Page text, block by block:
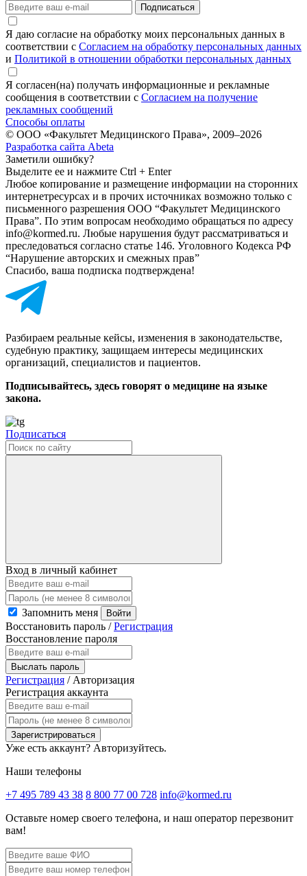
Подписаться
Я даю согласие на обработку моих персональных данных в
соответствии с Согласием на обработку персональных данных
и Политикой в отношении обработки персональных данных
Я согласен(на) получать информационные и рекламные
сообщения в соответствии с Согласием на получение
рекламных сообщений
Способы оплаты
© ООО «Факультет Медицинского Права», 2009–2026
Разработка сайта Abeta
Заметили ошибку?
Выделите ее и нажмите Ctrl + Enter
Любое копирование и размещение информации на сторонних
интернет­ресурсах и в прочих источниках возможно только с
письменного разрешения ООО “Факультет Медицинского
Права”. По этим вопросам необходимо обращаться по адресу
info@kormed.ru. Любые нарушения будут рассматриваться и
преследоваться согласно статье 146. Уголовного Кодекса РФ
“Нарушение авторских и смежных прав”
Спасибо, ваша подписка подтверждена!
Разбираем реальные кейсы, изменения в законодательстве,
судебную практику, защищаем интересы медицинских
организаций, специалистов и пациентов.
Подписывайтесь, здесь говорят о медицине на языке
закона.
Подписаться
Вход в личный кабинет
Запомнить меня Войти
Восстановить пароль /Регистрация
Восстановление пароля
Выслать пароль
Регистрация / Авторизация
Регистрация аккаунта
Зарегистрироваться
Уже есть аккаунт? Авторизуйтесь.
Наши телефоны
+7 495 789 43 38 8 800 77 00 728 info@kormed.ru
Оставьте номер своего телефона, и наш оператор перезвонит
вам!